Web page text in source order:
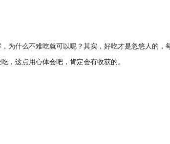
为什么不难吃就可以呢？其实，好吃才是忽悠人的，
，这点用心体会吧，肯定会有收获的。